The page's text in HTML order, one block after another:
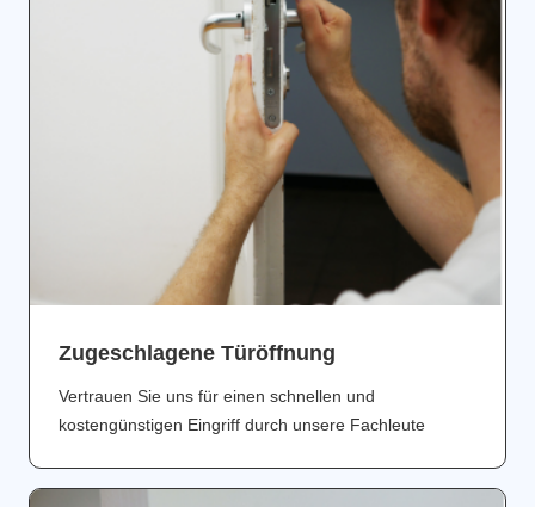
Zugeschlagene Türöffnung
Vertrauen Sie uns für einen schnellen und
kostengünstigen Eingriff durch unsere Fachleute